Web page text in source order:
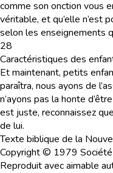
comme son onction vous
véritable, et qu’elle n’est
selon les enseignements
28
Caractéristiques des
Et maintenant, petits
paraîtra, nous ayons de
n’ayons pas la honte
est juste, reconnaissez
de lui.
Texte biblique de la
Copyright © 1979
Reproduit avec aimable